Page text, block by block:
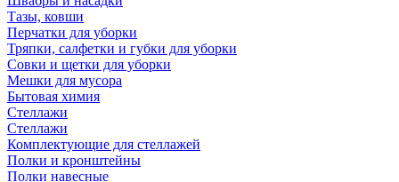
Тазы, ковши
Перчатки для уборки
Тряпки, салфетки и губки для уборки
Совки и щетки для уборки
Мешки для мусора
Бытовая химия
Стеллажи
Стеллажи
Комплектующие для стеллажей
Полки и кронштейны
Полки навесные